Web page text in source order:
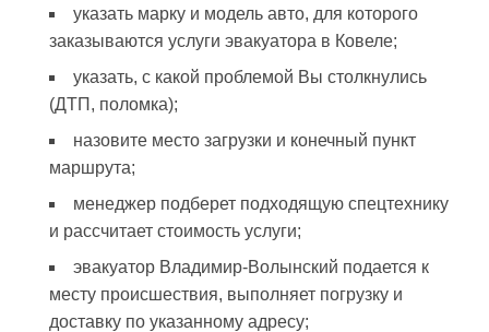
указать марку и модель авто, для которого
заказываются услуги эвакуатора в Ковеле;
указать, с какой проблемой Вы столкнулись
(ДТП, поломка);
назовите место загрузки и конечный пункт
маршрута;
менеджер подберет подходящую спецтехнику
и рассчитает стоимость услуги;
эвакуатор Владимир-Волынский подается к
месту происшествия, выполняет погрузку и
доставку по указанному адресу;